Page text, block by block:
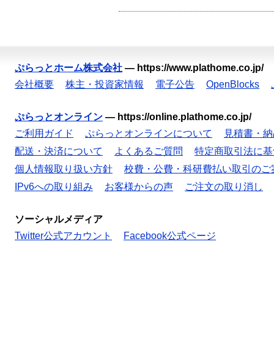
ぷらっとホーム株式会社 — https://www.plathome.co.jp/
会社概要
株主・投資家情報 電子公告 OpenBlocks
ぷらっとオンライン — https://online.plathome.co.jp/
ご利用ガイド
ぷらっとオンラインについて
見積書・
配送・決済について
よくあるご質問
特定商取引法に
個人情報取り扱い方針
校費・公費・科研費払い取引のご
IPv6への取り組み
お客様からの声 ご注文の取り消し
ソーシャルメディア
Twitter公式アカウント
Facebook公式ページ